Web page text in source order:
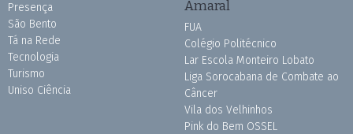
Presença
São Bento
Tá na Rede
Tecnologia
Turismo
Uniso Ciência
Amaral
FUA
Colégio Politécnico
Lar Escola Monteiro Lobato
Liga Sorocabana de Combate ao
Câncer
Vila dos Velhinhos
Pink do Bem OSSEL